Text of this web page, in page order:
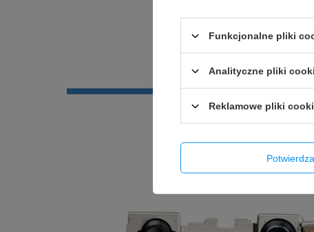
Funkcjonalne pliki
Analityczne pliki
Reklamowe pliki